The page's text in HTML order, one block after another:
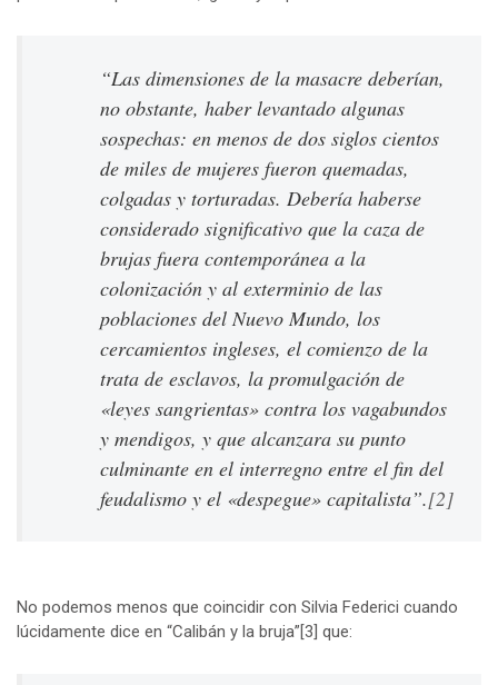
“Las dimensiones de la masacre deberían,
no obstante, haber levantado algunas
sospechas: en menos de dos siglos cientos
de miles de mujeres fueron quemadas,
colgadas y torturadas. Debería haberse
considerado significativo que la caza de
brujas fuera contemporánea a la
colonización y al exterminio de las
poblaciones del Nuevo Mundo, los
cercamientos ingleses, el comienzo de la
trata de esclavos, la promulgación de
«leyes sangrientas» contra los vagabundos
y mendigos, y que alcanzara su punto
culminante en el interregno entre el fin del
feudalismo y el «despegue» capitalista”.[2]
No podemos menos que coincidir con Silvia Federici cuando
lúcidamente dice en “Calibán y la bruja”[3] que: